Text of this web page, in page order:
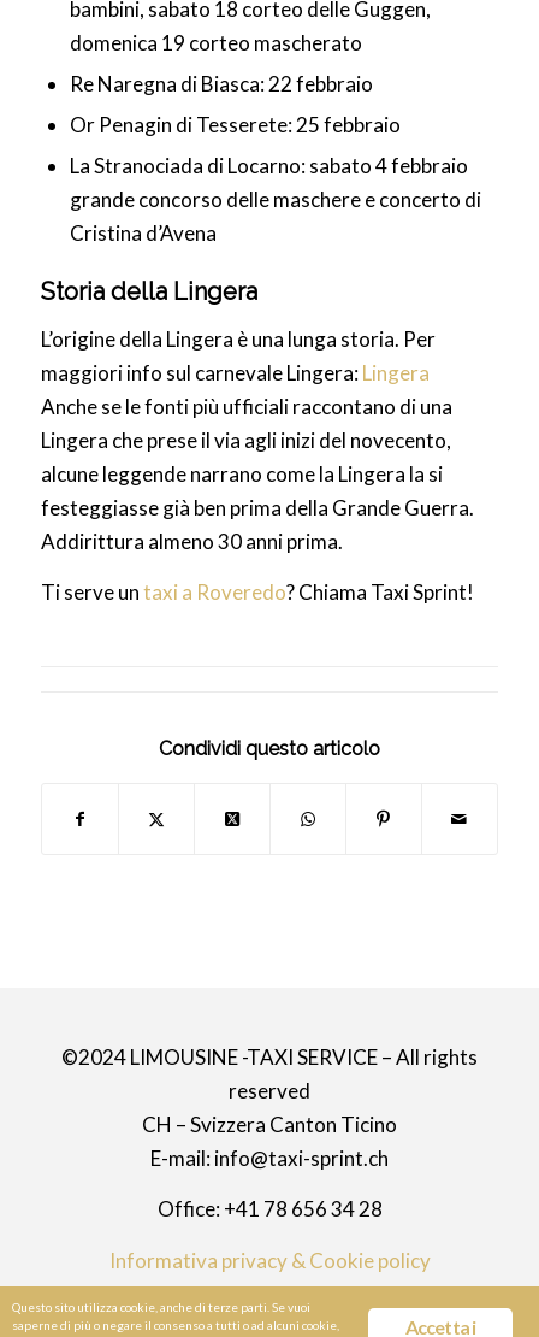
bambini, sabato 18 corteo delle Guggen,
domenica 19 corteo mascherato
Re Naregna di Biasca: 22 febbraio
Or Penagin di Tesserete: 25 febbraio
La Stranociada di Locarno: sabato 4 febbraio
grande concorso delle maschere e concerto di
Cristina d’Avena
Storia della Lingera
L’origine della Lingera è una lunga storia. Per
maggiori info sul carnevale Lingera:Lingera
Anche se le fonti più ufficiali raccontano di una
Lingera che prese il via agli inizi del novecento,
alcune leggende narrano come la Lingera la si
festeggiasse già ben prima della Grande Guerra.
Addirittura almeno 30 anni prima.
Ti serve untaxi a Roveredo? Chiama Taxi Sprint!
Condividi questo articolo
©2024 LIMOUSINE -TAXI SERVICE – All rights
reserved
CH – Svizzera Canton Ticino
E-mail: info@taxi-sprint.ch
Office: +41 78 656 34 28
Informativa privacy & Cookie policy
Accetta i
Questo sito utilizza cookie, anche di terze parti. Se vuoi
saperne di più o negare il consenso a tutti o ad alcuni cookie,